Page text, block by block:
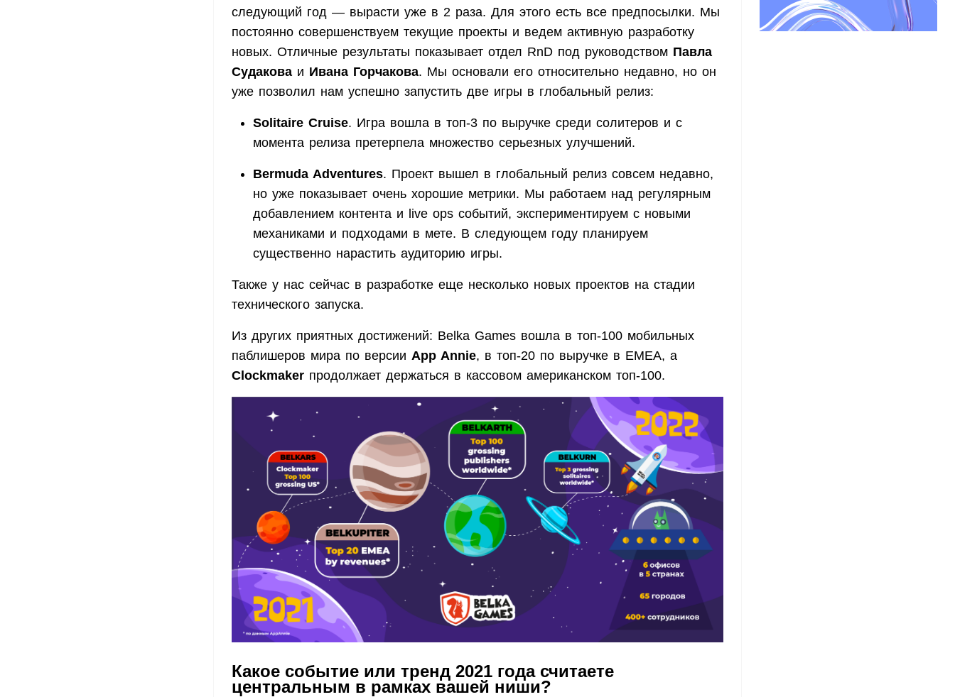
следующий год — вырасти уже в 2 раза. Для этого есть все предпосылки. Мы
постоянно совершенствуем текущие проекты и ведем активную разработку
новых. Отличные результаты показывает отдел RnD под руководством Павла
Судакова и Ивана Горчакова. Мы основали его относительно недавно, но он
уже позволил нам успешно запустить две игры в глобальный релиз:
Solitaire Cruise. Игра вошла в топ-3 по выручке среди солитеров и с
момента релиза претерпела множество серьезных улучшений.
Bermuda Adventures. Проект вышел в глобальный релиз совсем недавно,
но уже показывает очень хорошие метрики. Мы работаем над регулярным
добавлением контента и live ops событий, экспериментируем с новыми
механиками и подходами в мете. В следующем году планируем
существенно нарастить аудиторию игры.
Также у нас сейчас в разработке еще несколько новых проектов на стадии
технического запуска.
Из других приятных достижений: Belka Games вошла в топ-100 мобильных
паблишеров мира по версии App Annie, в топ-20 по выручке в ЕМЕА, а
Clockmaker продолжает держаться в кассовом американском топ-100.
Какое событие или тренд 2021 года считаете
центральным в рамках вашей ниши?